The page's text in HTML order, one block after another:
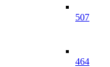
507
464